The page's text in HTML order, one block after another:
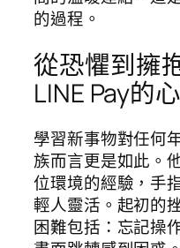
的過程。
從恐懼到擁
LINE Pay的
學習新事物對任何
族而言更是如此。
位環境的經驗，手
輕人靈活。起初的
困難包括：忘記操